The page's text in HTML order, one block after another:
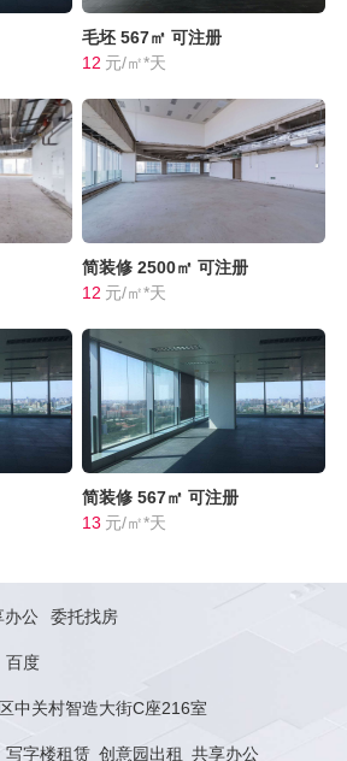
毛坯 567㎡ 可注册
12 元/㎡*天
简装修 2500㎡ 可注册
12 元/㎡*天
简装修 567㎡ 可注册
13 元/㎡*天
办公 委托找房
百度
中关村智造大街C座216室
写字楼租赁 创意园出租 共享办公